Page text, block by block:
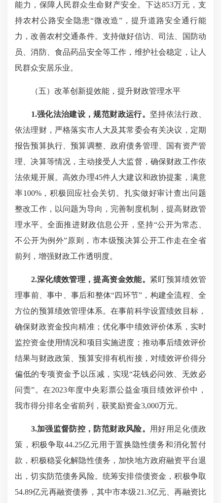
能力，保障人民群众生命财产安全。下达853万元，支
持农村公路安全隐患“微改造”，提升道路安全通行能
力，改善农村交通条件。支持做好信访、司法、国防动
员、消防、食品药品安全等工作，维护社会稳定，让人
民群众安居乐业。
（五）改革创新提效能，提升财政管理水平
1.强化法治建设，规范财政运行。 坚持依法行政、
依法理财，严格落实市人大及其常委会有关决议，定期
报告预算执行、预算调整、政府债务管理、国有资产管
理、决算等情况，主动接受人大监督，确保财政工作依
法依规开展。高效办理45件人大建议和政协提案，满意
率100%，积极回应社会关切。扎实做好审计查出问题
整改工作，以问题为导向，完善制度机制，提高财政管
理水平。全面推进财政信息公开，坚持“公开为常态、
不公开为例外”原则，市本级预决算公开工作走在全省
前列，增强财政工作透明度。
2.深化绩效管理，提高资金效能。 紧盯预算绩效管
理事前、事中、事后和整体“四环节”，构建全流程、全
方位的预算绩效管理体系。在事前科学设置绩效目标，
确保财政资金投向精准；优化事中绩效评价体系，实时
监控资金使用情况和项目实施进度；推动事后绩效评价
结果与财政政策、预算安排有机衔接，对绩效评价得分
偏低的专项资金予以压减，实现“花钱必问效、无效必
问责”。在2023年度中央彩票公益金项目绩效评价中，
我市得分排名全省前列，获奖励资金3,000万元。
3.加强监督防控，防范财政风险。
用好用足化债政
策，积极争取44.25亿元用于置换隐性债务和消化暂付
款，积极稳妥化解隐性债务，加快地方政府融资平台退
出，切实防范债务风险。统筹安排偿债资金，积极争取
54.89亿元再融资债券，其中市本级21.3亿元、再融资比